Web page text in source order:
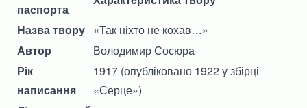
паспорта
Назва твору «Так ніхто не кохав…»
Автор
Володимир Сосюра
Рік
написання
1917 (опубліковано 1922 у збірці
«Серце»)